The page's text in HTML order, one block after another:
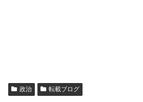
政治 転載ブログ